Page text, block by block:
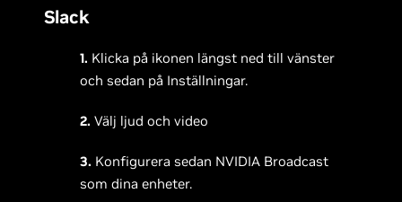
Slack
1. Klicka på ikonen längst ned till vänster
och sedan på Inställningar.
2.Välj ljud och video
3. Konfigurera sedan NVIDIA Broadcast
som dina enheter.